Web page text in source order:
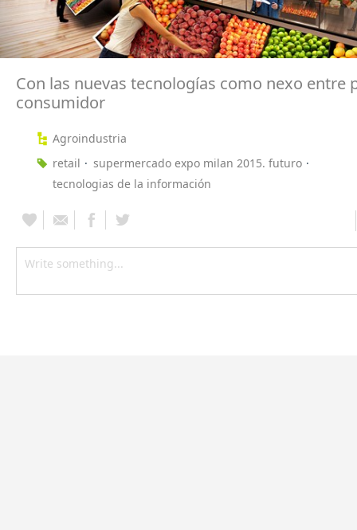
Con las nuevas tecnologías como nexo entre
consumidor
Agroindustria
retail
supermercado expo milan 2015. futuro
tecnologias de la información